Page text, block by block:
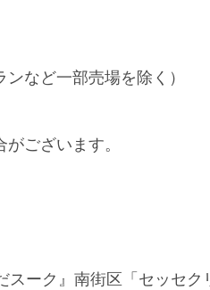
ンなど一部売場を除く）
ございます。
スーク』南街区「セッセク